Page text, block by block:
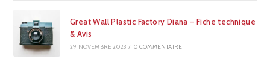
Great Wall Plastic Factory Diana – Fiche technique
& Avis
29 NOVEMBRE 2023 / 0 COMMENTAIRE